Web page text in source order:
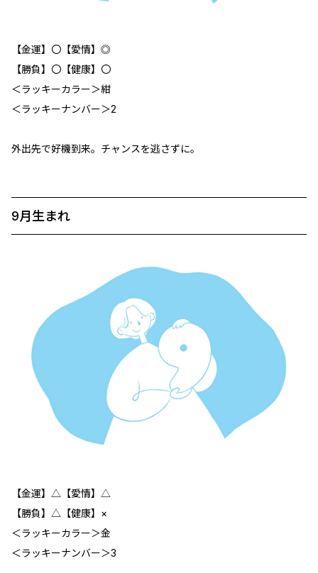
【金運】〇【愛情】◎
【勝負】〇【健康】〇
＜ラッキーカラー＞紺
＜ラッキーナンバー＞2
外出先で好機到来。チャンスを逃さずに。
9月生まれ
【金運】△【愛情】△
【勝負】△【健康】×
＜ラッキーカラー＞金
＜ラッキーナンバー＞3